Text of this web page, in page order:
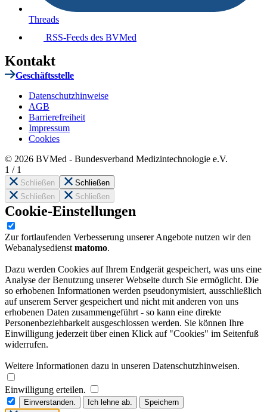
Threads
RSS-Feeds des BVMed
Kontakt
Geschäftsstelle
Datenschutzhinweise
AGB
Barrierefreiheit
Impressum
Cookies
© 2026 BVMed - Bundesverband Medizintechnologie e.V.
1 / 1
Schließen
Schließen
Schließen
Schließen
Cookie-Einstellungen
Zur fortlaufenden Verbesserung unserer Angebote nutzen wir den
Webanalysedienst matomo.
Dazu werden Cookies auf Ihrem Endgerät gespeichert, was uns eine
Analyse der Benutzung unserer Webseite durch Sie ermöglicht. Die
so erhobenen Informationen werden pseudonymisiert, ausschließlich
auf unserem Server gespeichert und nicht mit anderen von uns
erhobenen Daten zusammengeführt - so kann eine direkte
Personenbeziehbarkeit ausgeschlossen werden. Sie können Ihre
Einwilligung jederzeit über einen Klick auf "Cookies" im Seitenfuß
widerrufen.
Weitere Informationen dazu in unseren Datenschutzhinweisen.
Einwilligung erteilen.
Einverstanden. Ich lehne ab.
Speichern